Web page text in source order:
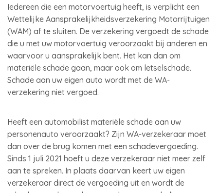
Iedereen die een motorvoertuig heeft, is verplicht een
Wettelijke Aansprakelijkheidsverzekering Motorrijtuigen
(WAM) af te sluiten. De verzekering vergoedt de schade
die u met uw motorvoertuig veroorzaakt bij anderen en
waarvoor u aansprakelijk bent. Het kan dan om
materiële schade gaan, maar ook om letselschade.
Schade aan uw eigen auto wordt met de WA-
verzekering niet vergoed.
Heeft een automobilist materiële schade aan uw
personenauto veroorzaakt? Zijn WA-verzekeraar moet
dan over de brug komen met een schadevergoeding.
Sinds 1 juli 2021 hoeft u deze verzekeraar niet meer zelf
aan te spreken. In plaats daarvan keert uw eigen
verzekeraar direct de vergoeding uit en wordt de